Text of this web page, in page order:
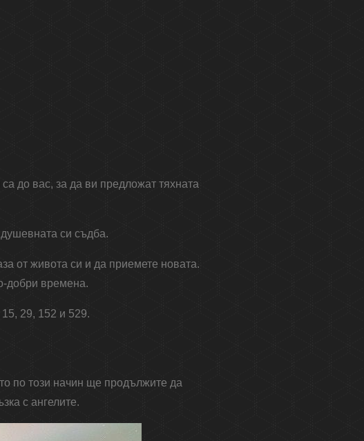
до вас, за да ви предложат тяхната
си съдба.
от живота си и да приемете новата.
добри времена.
29, 152 и 529.
по този начин ще продължите да
с ангелите.